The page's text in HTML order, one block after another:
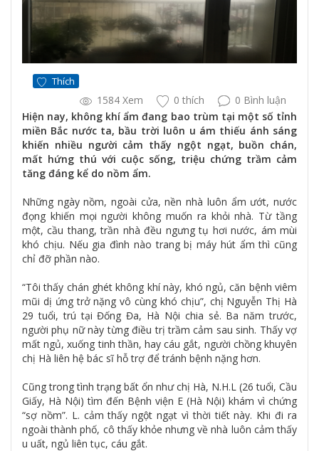
Thích
1584 Xem 0 thích
0 Bình luận
Hiện nay, không khí ẩm đang bao trùm tại một số tỉnh
miền Bắc nước ta, bầu trời luôn u ám thiếu ánh sáng
khiến nhiều người cảm thấy ngột ngạt, buồn chán,
mất hứng thú với cuộc sống, triệu chứng trầm cảm
tăng đáng kể do nồm ẩm.
Những ngày nồm, ngoài cửa, nền nhà luôn ẩm ướt, nước
đọng khiến mọi người không muốn ra khỏi nhà. Từ tầng
một, cầu thang, trần nhà đều ngưng tụ hơi nước, ám mùi
khó chịu. Nếu gia đình nào trang bị máy hút ẩm thì cũng
chỉ đỡ phần nào.
“Tôi thấy chán ghét không khí này, khó ngủ, căn bệnh viêm
mũi dị ứng trở nặng vô cùng khó chịu”, chị Nguyễn Thị Hà
29 tuổi, trú tại Đống Đa, Hà Nội chia sẻ. Ba năm trước,
người phụ nữ này từng điều trị trầm cảm sau sinh. Thấy vợ
mất ngủ, xuống tinh thần, hay cáu gắt, người chồng khuyên
chị Hà liên hệ bác sĩ hỗ trợ để tránh bệnh nặng hơn.
Cũng trong tình trạng bất ổn như chị Hà, N.H.L (26 tuổi, Cầu
Giấy, Hà Nội) tìm đến Bệnh viện E (Hà Nội) khám vì chứng
“sợ nồm”. L. cảm thấy ngột ngạt vì thời tiết này. Khi đi ra
ngoài thành phố, cô thấy khỏe nhưng về nhà luôn cảm thấy
u uất, ngủ liên tục, cáu gắt.